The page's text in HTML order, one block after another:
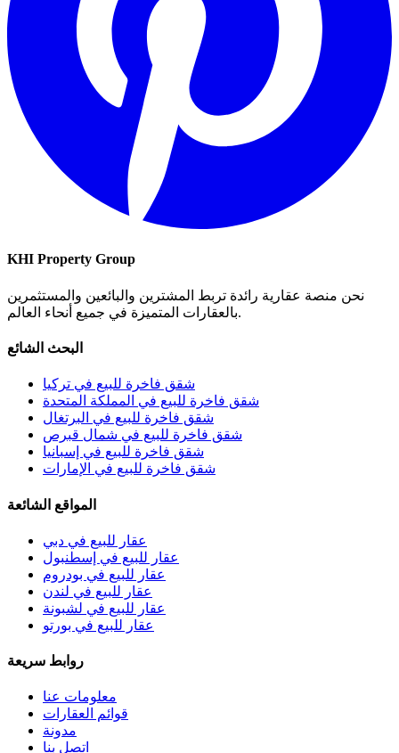
KHI Property Group
نحن منصة عقارية رائدة تربط المشترين والبائعين والمستثمرين
بالعقارات المتميزة في جميع أنحاء العالم.
البحث الشائع
شقق فاخرة للبيع في تركيا
شقق فاخرة للبيع في المملكة المتحدة
شقق فاخرة للبيع في البرتغال
شقق فاخرة للبيع في شمال قبرص
شقق فاخرة للبيع في إسبانيا
شقق فاخرة للبيع في الإمارات
المواقع الشائعة
عقار للبيع في دبي
عقار للبيع في إسطنبول
عقار للبيع في بودروم
عقار للبيع في لندن
عقار للبيع في لشبونة
عقار للبيع في بورتو
روابط سريعة
معلومات عنا
قوائم العقارات
مدونة
اتصل بنا